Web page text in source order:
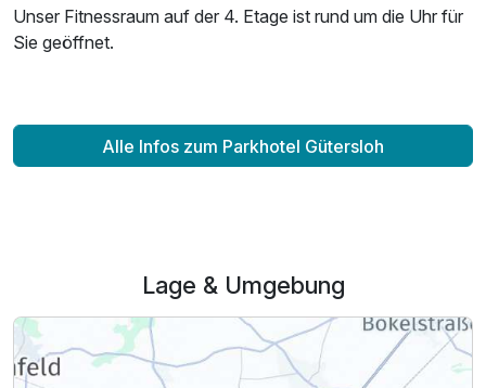
Unser Fitnessraum auf der 4. Etage ist rund um die Uhr für
Sie geöffnet.
Alle Infos zum Parkhotel Gütersloh
Lage & Umgebung